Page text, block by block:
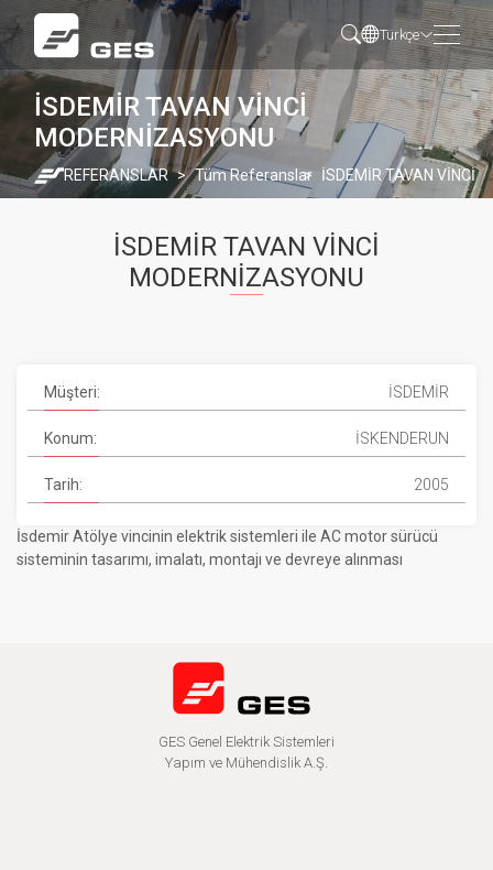
Türkçe
İSDEMİR TAVAN VİNCİ
MODERNİZASYONU
REFERANSLAR Tüm Referanslar İSDEMİR TAVAN VİNCİ
İSDEMİR TAVAN VİNCİ
MODERNİZASYONU
İsdemir Atölye vincinin elektrik sistemleri ile AC motor sürücü
sisteminin tasarımı, imalatı, montajı ve devreye alınması
Müşteri: İSDEMİR
Konum: İSKENDERUN
Tarih: 2005
GES Genel Elektrik Sistemleri
Yapım ve Mühendislik A.Ş.